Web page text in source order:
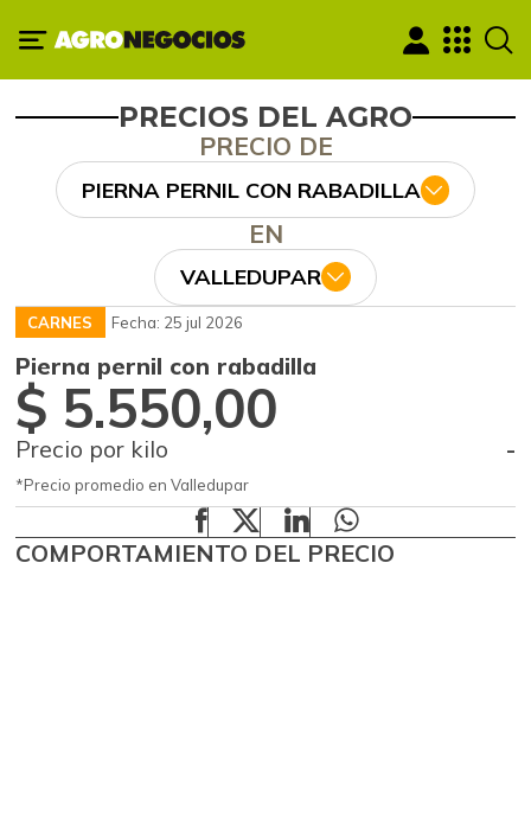
PRECIOS DEL AGRO
PRECIO DE
PIERNA PERNIL CON RABADILLA
EN
VALLEDUPAR
CARNES Fecha: 25 jul 2026
Pierna pernil con rabadilla
$ 5.550,00
Precio por kilo -
*Precio promedio en Valledupar
COMPORTAMIENTO DEL PRECIO